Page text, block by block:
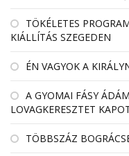
TÖKÉLETES
KIÁLLÍTÁS SZEGEDEN
ÉN VAGYOK A
A GYOMAI FÁSY
LOVAGKERESZTET
TÖBBSZÁZ